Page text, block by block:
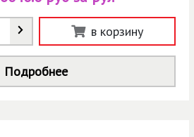
в корзину
Подробнее